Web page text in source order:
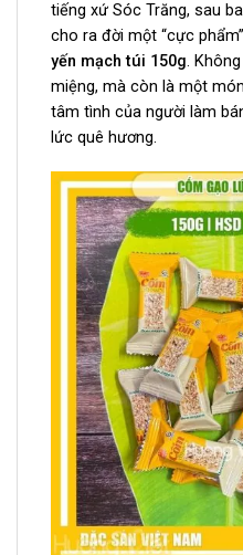
tiếng xứ Sóc Trăng, sau
cho ra đời một “cực
yến mạch túi 150g.
miệng, mà còn là một
tâm tình của người làm
lức quê hương.